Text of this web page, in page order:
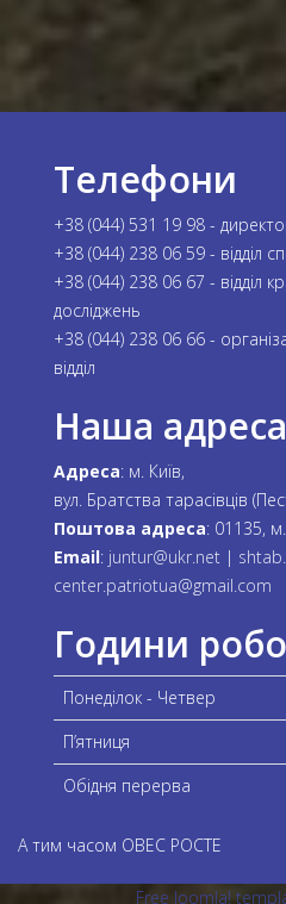
Телефони
+38 (044) 531 19 98 -
+38 (044) 238 06 59 - відділ
+38 (044) 238 06 67 - відділ
досліджень
+38 (044) 238 06 66 -
відділ
Наша адреса
Адреса: м. Київ,
вул. Братства тарасівців
Поштова адреса: 01135,
Email: juntur@ukr.net |
center.patriotua@gmail.com
Години
Понеділок - Четвер
П’ятниця
Обідня перерва
А тим часом OBEC POCTE
Free Joomla!